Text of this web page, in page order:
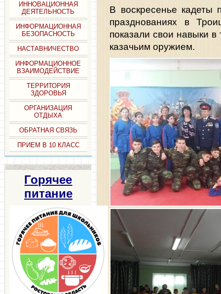
ИННОВАЦИОННАЯ
ДЕЯТЕЛЬНОСТЬ
ИНФОРМАЦИОННАЯ
БЕЗОПАСНОСТЬ
НАСТАВНИЧЕСТВО
ИНФОРМАЦИОННОЕ
ВЗАИМОДЕЙСТВИЕ
ТЕРРИТОРИЯ
ЗДОРОВЬЯ
ОРГАНИЗАЦИЯ
ОТДЫХА
ОБРАТНАЯ СВЯЗЬ
ПРИЕМ В 10 КЛАСС
Горячее
питание
В воскресенье кадеты
празднованиях в
показали свои навыки
казачьим оружием.